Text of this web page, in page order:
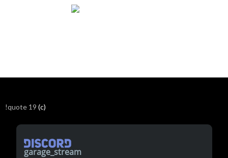
!quote 19 (c)
garage_stream